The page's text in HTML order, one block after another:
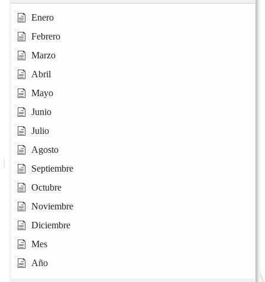
Enero
Febrero
Marzo
Abril
Mayo
Junio
Julio
Agosto
Septiembre
Octubre
Noviembre
Diciembre
Mes
Año